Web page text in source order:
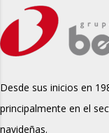
Desde sus inicios en
principalmente en el
navideñas.